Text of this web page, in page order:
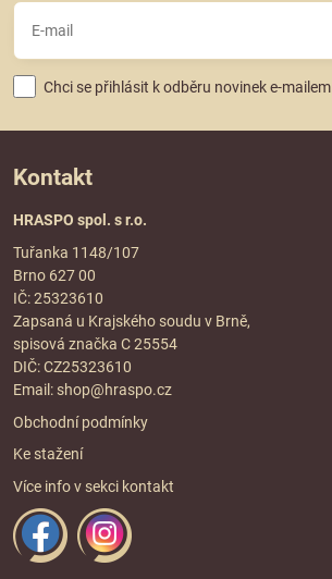
Chci se přihlásit k odběru novinek e-mailem
Kontakt
HRASPO spol. s r.o.
Tuřanka 1148/107
Brno 627 00
IČ: 25323610
Zapsaná u Krajského soudu v Brně,
spisová značka C 25554
DIČ: CZ25323610
Email: shop@hraspo.cz
Obchodní podmínky
Ke stažení
Více info v sekci kontakt